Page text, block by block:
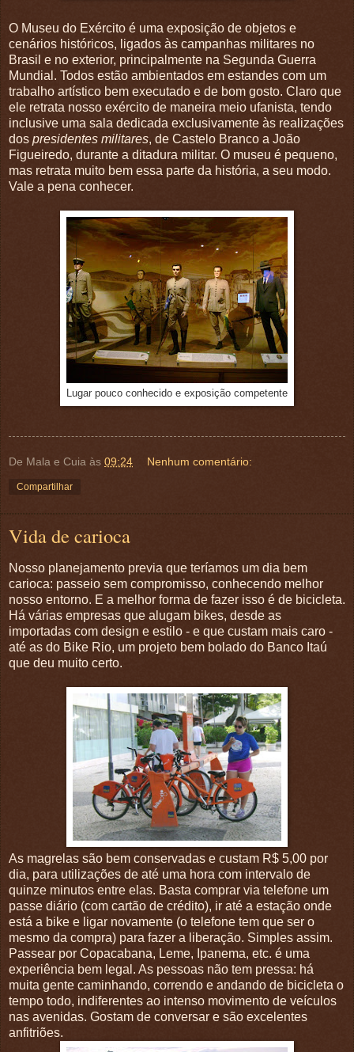
O Museu do Exército é uma exposição de objetos e
cenários históricos, ligados às campanhas militares no
Brasil e no exterior, principalmente na Segunda Guerra
Mundial. Todos estão ambientados em estandes com um
trabalho artístico bem executado e de bom gosto. Claro que
ele retrata nosso exército de maneira meio ufanista, tendo
inclusive uma sala dedicada exclusivamente às realizações
dos presidentes militares, de Castelo Branco a João
Figueiredo, durante a ditadura militar. O museu é pequeno,
mas retrata muito bem essa parte da história, a seu modo.
Vale a pena conhecer.
Lugar pouco conhecido e exposição competente
De Mala e Cuia às 09:24 Nenhum comentário:
Compartilhar
Vida de carioca
Nosso planejamento previa que teríamos um dia bem
carioca: passeio sem compromisso, conhecendo melhor
nosso entorno. E a melhor forma de fazer isso é de bicicleta.
Há várias empresas que alugam bikes, desde as
importadas com design e estilo - e que custam mais caro -
até as do Bike Rio, um projeto bem bolado do Banco Itaú
que deu muito certo.
As magrelas são bem conservadas e custam R$ 5,00 por
dia, para utilizações de até uma hora com intervalo de
quinze minutos entre elas. Basta comprar via telefone um
passe diário (com cartão de crédito), ir até a estação onde
está a bike e ligar novamente (o telefone tem que ser o
mesmo da compra) para fazer a liberação. Simples assim.
Passear por Copacabana, Leme, Ipanema, etc. é uma
experiência bem legal. As pessoas não tem pressa: há
muita gente caminhando, correndo e andando de bicicleta o
tempo todo, indiferentes ao intenso movimento de veículos
nas avenidas. Gostam de conversar e são excelentes
anfitriões.